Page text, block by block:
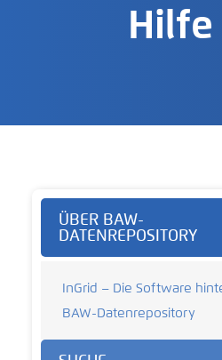
Hilfe
ÜBER BAW-
DATENREPOSITORY
InGrid – Die Software
BAW-Datenrepository